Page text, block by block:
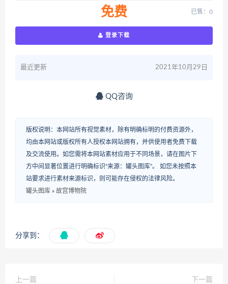
免费 已售：0
登录下载
最近更新 2021年10月29日
QQ咨询
版权说明：本网站所有视觉素材，除有明确标明的付费资源外，
均由本网站或版权所有人授权本网站拥有，并供使用者免费下载
及交流使用。如您需将本网站素材应用于不同场景，请在图片下
方中间显著位置进行明确标识“来源：罐头图库”。 如您未按照本
站要求进行素材来源标识，则可能存在侵权的法律风险。
罐头图库 » 故宫博物院
分享到：
上一篇
下一篇